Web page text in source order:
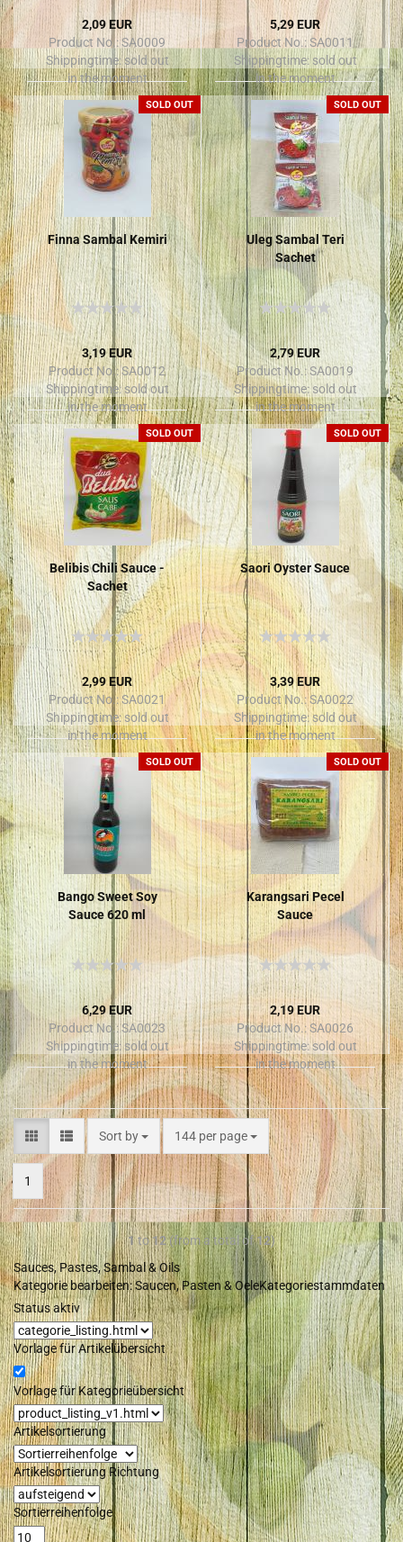
2,09 EUR
Product No.: SA0009
Shippingtime:sold out
in the moment
5,29 EUR
Product No.: SA0011
Shippingtime:sold out
in the moment
SOLD OUT
Finna Sambal Kemiri
3,19 EUR
Product No.: SA0012
Shippingtime:sold out
in the moment
SOLD OUT
Uleg Sambal Teri
Sachet
2,79 EUR
Product No.: SA0019
Shippingtime:sold out
in the moment
SOLD OUT
Belibis Chili Sauce -
Sachet
2,99 EUR
Product No.: SA0021
Shippingtime:sold out
in the moment
SOLD OUT
Saori Oyster Sauce
3,39 EUR
Product No.: SA0022
Shippingtime:sold out
in the moment
SOLD OUT
Bango Sweet Soy
Sauce 620 ml
6,29 EUR
Product No.: SA0023
Shippingtime: sold out
in the moment
SOLD OUT
Karangsari Pecel
Sauce
2,19 EUR
Product No.: SA0026
Shippingtime:sold out
in the moment
Sort by 144 per page
1
1to12(from a total of12)
Sauces, Pastes, Sambal & Oils
Kategorie bearbeiten: Saucen, Pasten & OeleKategoriestammdaten
Status aktiv
Vorlage für Artikelübersicht
Vorlage für Kategorieübersicht
Artikelsortierung
Artikelsortierung Richtung
Sortierreihenfolge